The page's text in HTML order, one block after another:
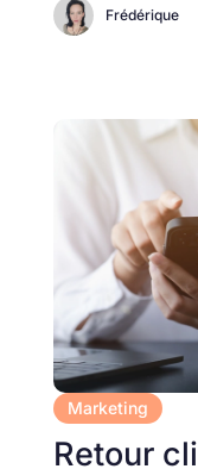
Frédérique
Marketing
Retour